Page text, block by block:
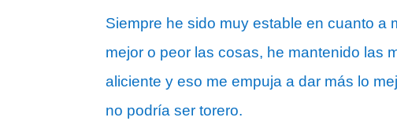
Siempre he sido muy estable en cuanto a
mejor o peor las cosas, he mantenido las
aliciente y eso me empuja a dar más lo
no podría ser torero.